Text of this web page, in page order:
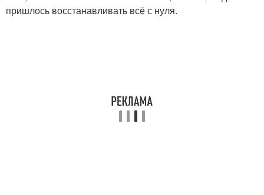
пришлось восстанавливать всё с нуля.